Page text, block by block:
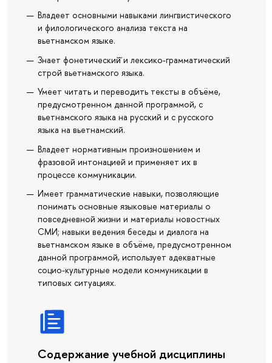
Владеет основными навыками лингвистического
и филологического анализа текста на
вьетнамском языке.
Знает фонетический̆ и лексико-грамматический
строй вьетнамского языка.
Умеет читать и переводить тексты в объёме,
предусмотренном данной программой, с
вьетнамского языка на русский и с русского
языка на вьетнамский.
Владеет нормативным произношением и
фразовой интонацией и применяет их в
процессе коммуникации.
Имеет грамматические навыки, позволяющие
понимать основные языковые материалы о
повседневной жизни и материалы новостных
СМИ; навыки ведения беседы и диалога на
вьетнамском языке в объёме, предусмотренном
данной программой, использует адекватные
социо-культурные модели коммуникации в
типовых ситуациях.
Содержание учебной дисциплины